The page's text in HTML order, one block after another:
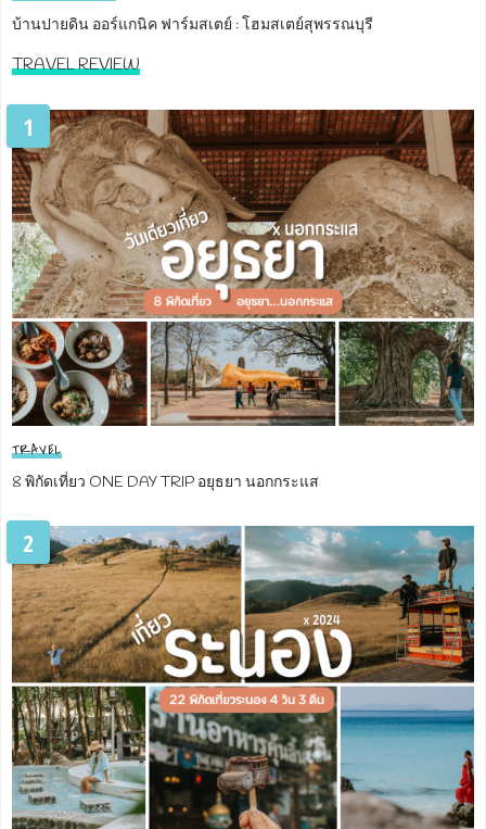
บ้านปายดิน ออร์แกนิค ฟาร์มสเตย์ : โฮมสเตย์สุพรรณบุรี
TRAVEL REVIEW
1
TRAVEL
8 พิกัดเที่ยว ONE DAY TRIP อยุธยา นอกกระแส
2